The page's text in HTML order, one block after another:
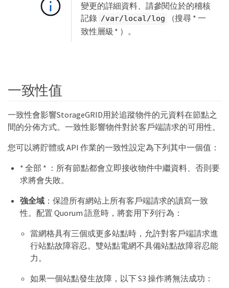
變更的詳細資料、請參閱位於的稽核
記錄 /var/local/log
（搜尋 * 一
致性層級 * ）。
一致性值
一致性會影響StorageGRID用於追蹤物件的元資料在節點之
間的分佈方式。一致性影響物件對於客戶端請求的可用性。
您可以將貯體或 API 作業的一致性設定為下列其中一個值：
* 全部 * ：所有節點都會立即接收物件中繼資料、否則要
求將會失敗。
強全域：保證所有網站上所有客戶端請求的讀寫一致
性。配置 Quorum 語意時，將套用下列行為：
當網格具有三個或更多站點時，允許對客戶端請求進
行站點故障容忍。雙站點電網不具備站點故障容忍能
力。
如果一個站點發生故障，以下 S3 操作將無法成功：